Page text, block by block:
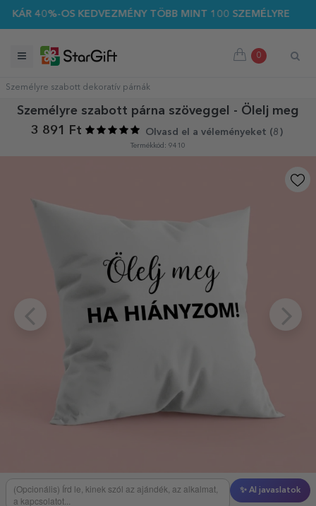
40%-OS KEDVEZMÉNY TÖBB MINT 100 SZEMÉLYRE SZABOTT
0
Személyre szabott dekoratív párnák
Személyre szabott párna szöveggel - Ölelj meg
3 891 Ft
Olvasd el a véleményeket (8 )
Termékkód: 9410
✨ AI javaslatok